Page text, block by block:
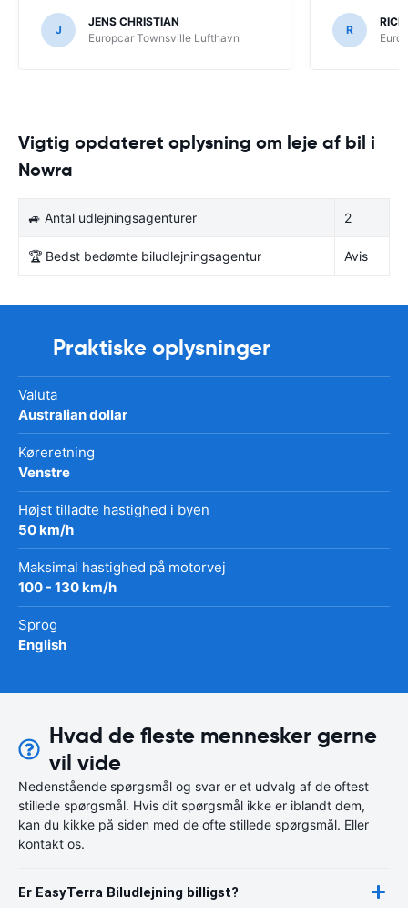
J
JENS CHRISTIAN
Europcar Townsville Lufthavn
R
Vigtig opdateret oplysning om leje af bil i
Nowra
🚙 Antal udlejningsagenturer 2
🏆 Bedst bedømte biludlejningsagentur Avis
Praktiske oplysninger
Valuta
Australian dollar
Køreretning
Venstre
Højst tilladte hastighed i byen
50 km/h
Maksimal hastighed på motorvej
100 - 130 km/h
Sprog
English
Hvad de fleste mennesker gerne
vil vide
Nedenstående spørgsmål og svar er et udvalg af de oftest
stillede spørgsmål. Hvis dit spørgsmål ikke er iblandt dem,
kan du kikke på siden med de ofte stillede spørgsmål. Eller
kontakt os.
Er EasyTerra Biludlejning billigst?